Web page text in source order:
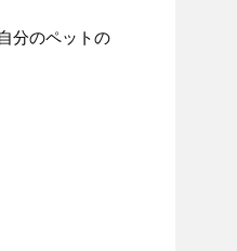
分のペットの